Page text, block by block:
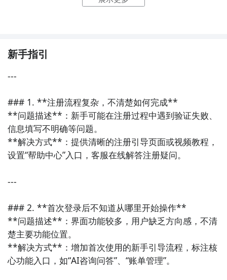
平安集团旗下的综合金融理财平台，提供P2P、基金、
净值人群。
5. 《京东金融》
京东科技旗下的金融理财平台，涵盖理财、基金、保
险、信贷等服务，依托京东生态，提供安全稳健的理财
选择。
由腾讯发起设立的互联网银行，主打高收益定期理财产
稳健型投资者。
7. 《招商银行App》
招商银行推出的官方手机银行应用，除基础银行功能
外，还提供丰富的理财产品、基金、保险等金融服务，
新手指引
---
### 1. **注册流程复杂，不清楚如何完成**
**问题描述**：新手可能在注册过程中遇到验证失败、
信息填写不明确等问题。
**解决方式**：提供清晰的注册引导页面或视频教程，
设置“帮助中心”入口，客服在线解答注册疑问。
---
### 2. **首次登录后不知道从哪里开始操作**
**问题描述**：界面功能较多，用户缺乏方向感，不清
楚主要功能位置。
**解决方式**：增加首次使用的新手引导流程，标注核
心功能入口，如“AI咨询问答”、“账单管理”。